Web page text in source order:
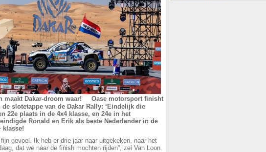
maakt Dakar-droom waar! Oase motorsport finisht
slotetappe van de Dakar Rally: ‘Eindelijk die
22e plaats in de 4x4 klasse, en 24e in het
Ronald en Erik als beste Nederlander in de
klasse!
gevoel. Ik heb er drie jaar naar uitgekeken, naar het
dat we naar de finish mochten rijden”, zei Van Loon.